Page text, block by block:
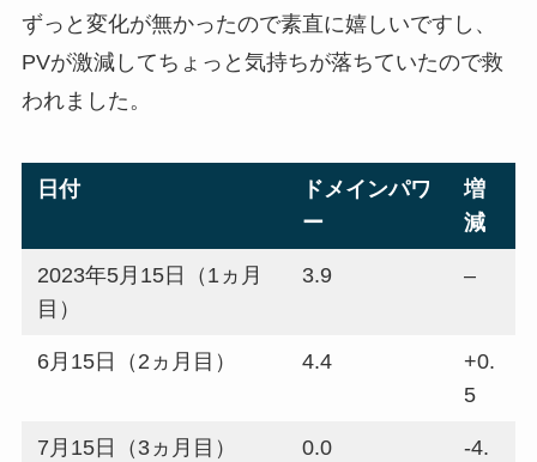
ずっと変化が無かったので素直に嬉しいですし、
PVが激減してちょっと気持ちが落ちていたので救
われました。
日付
ドメインパワ
ー
増
減
2023年5月15日（1ヵ月
目）
3.9 –
6月15日（2ヵ月目） 4.4
+0.
5
7月15日（3ヵ月目） 0.0
-4.